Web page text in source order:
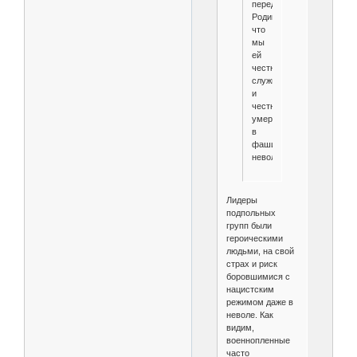
передайте
Родине,
что
мы
ей
честно
служили
и
честно
умерли
в
фашистской
неволе”».
Лидеры
подпольных
групп были
героическими
людьми, на свой
страх и риск
боровшимися с
нацистским
режимом даже в
неволе. Как
видим,
военнопленные
часто